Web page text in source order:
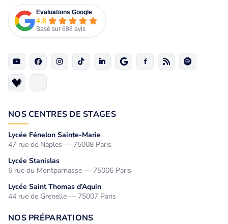
Evaluations Google
4.8
Basé sur 688 avis
NOS CENTRES DE STAGES
Lycée Fénelon Sainte-Marie
47 rue de Naples — 75008 Paris
Lycée Stanislas
6 rue du Montparnasse — 75006 Paris
Lycée Saint Thomas d’Aquin
44 rue de Grenelle — 75007 Paris
NOS PRÉPARATIONS